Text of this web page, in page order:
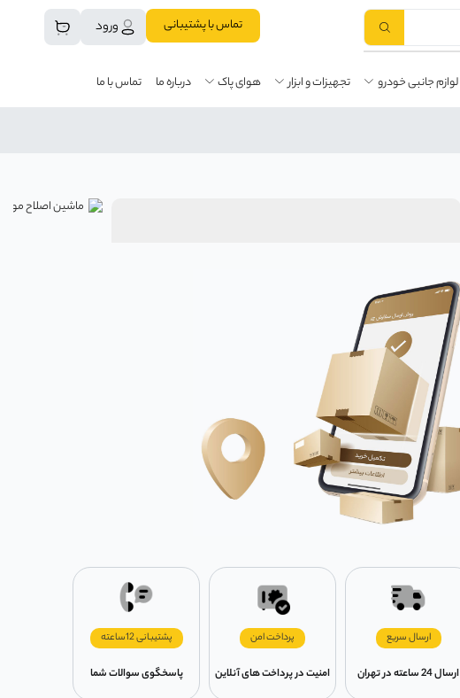
ورود تماس با پشتیبانی
لوازم جانبی خودرو تجهیزات و ابزار هوای پاک درباره ما تماس با ما
ارسال سریع
ارسال 24 ساعته در تهران
پرداخت امن
امنیت در پرداخت های آنلاین
پشتیبانی 12ساعته
پاسخگوی سوالات شما